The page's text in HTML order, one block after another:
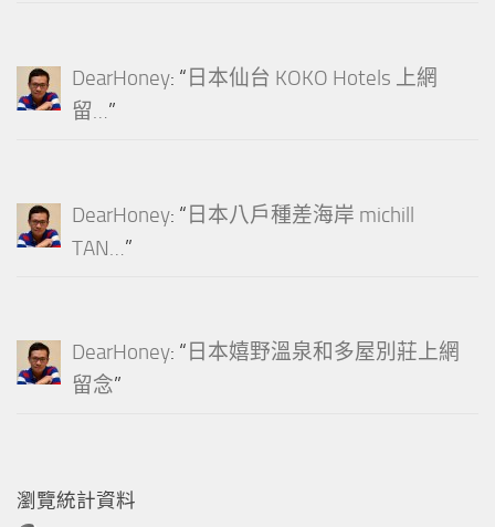
DearHoney: “ 日本仙台 KOKO Hotels 上網
留…”
DearHoney: “ 日本八戶種差海岸 michill
TAN…”
DearHoney: “ 日本嬉野溫泉和多屋別莊上網
留念”
瀏覽統計資料